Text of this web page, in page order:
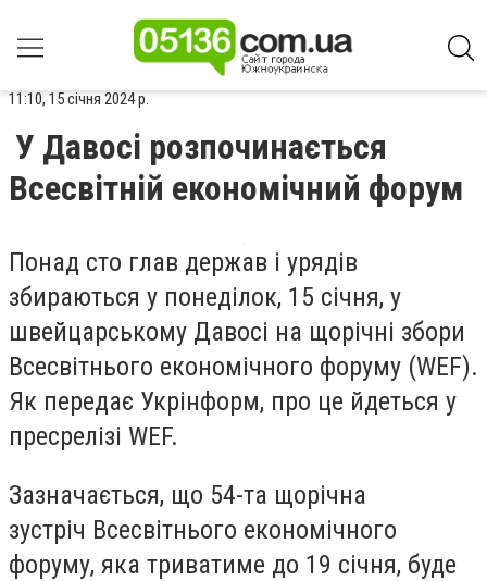
11:10, 15 січня 2024 р.
У Давосі розпочинається
Всесвітній економічний форум
Понад сто глав держав і урядів
збираються у понеділок, 15 січня, у
швейцарському Давосі на щорічні збори
Всесвітнього економічного форуму (WEF).
Як передає Укрінформ, про це йдеться у
пресрелізі WEF.
Зазначається, що 54-та щорічна
зустріч Всесвітнього економічного
форуму, яка триватиме до 19 січня, буде